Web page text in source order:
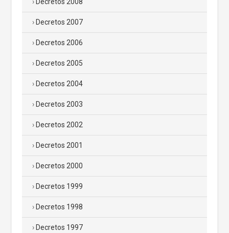
Decretos 2007
Decretos 2006
Decretos 2005
Decretos 2004
Decretos 2003
Decretos 2002
Decretos 2001
Decretos 2000
Decretos 1999
Decretos 1998
Decretos 1997